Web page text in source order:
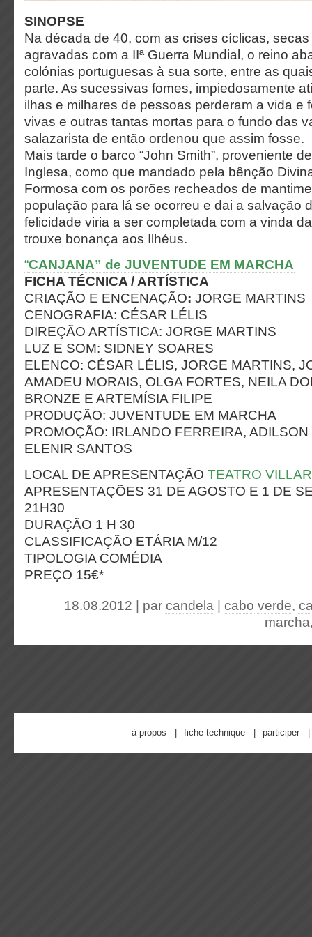
SINOPSE
Na década de 40, com as crises cíclicas,
agravadas com a IIª Guerra Mundial, o reino
colónias portuguesas à sua sorte, entre as
parte. As sucessivas fomes, impiedosamente
ilhas e milhares de pessoas perderam a vida e
vivas e outras tantas mortas para o fundo das
salazarista de então ordenou que assim fosse.
Mais tarde o barco “John Smith”, proveniente
Inglesa, como que mandado pela bênção
Formosa com os porões recheados de
população para lá se ocorreu e dai a salvação
felicidade viria a ser completada com a vinda
trouxe bonança aos Ilhéus.
“CANJANA” de JUVENTUDE EM MARCHA
FICHA TÉCNICA / ARTÍSTICA
CRIAÇÃO E ENCENAÇÃO: JORGE MARTINS
CENOGRAFIA: CÉSAR LÉLIS
DIREÇÃO ARTÍSTICA: JORGE MARTINS
LUZ E SOM: SIDNEY SOARES
ELENCO: CÉSAR LÉLIS, JORGE MARTINS,
AMADEU MORAIS, OLGA FORTES, NEILA
BRONZE E ARTEMÍSIA FILIPE
PRODUÇÃO: JUVENTUDE EM MARCHA
PROMOÇÃO: IRLANDO FERREIRA,
ELENIR SANTOS
LOCAL DE APRESENTAÇÃO TEATRO V
APRESENTAÇÕES 31 DE AGOSTO E 1 DE
21H30
DURAÇÃO 1 H 30
CLASSIFICAÇÃO ETÁRIA M/12
TIPOLOGIA COMÉDIA
PREÇO 15€*
18.08.2012 | par candela cabo verde,
marcha
à propos fiche technique participer